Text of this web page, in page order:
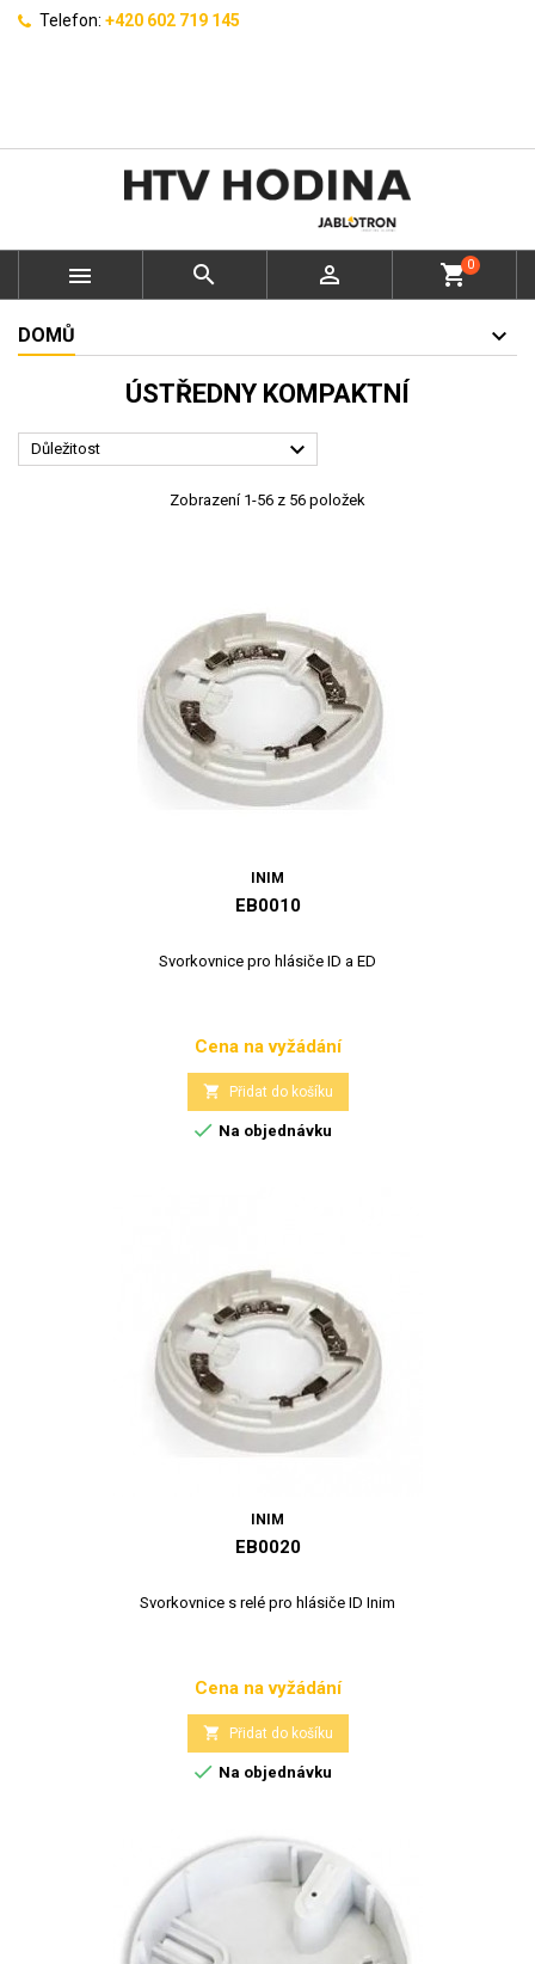
Telefon: +420 602 719 145
   shopping_cart0
DOMŮ
ÚSTŘEDNY KOMPAKTNÍ
Důležitost 
Zobrazení 1-56 z 56 položek
INIM
EB0010
Svorkovnice pro hlásiče ID a ED
Cena
Cena na vyžádání
 Přidat do košíku
 Na objednávku
INIM
EB0020
Svorkovnice s relé pro hlásiče ID Inim
Cena
Cena na vyžádání
 Přidat do košíku
 Na objednávku